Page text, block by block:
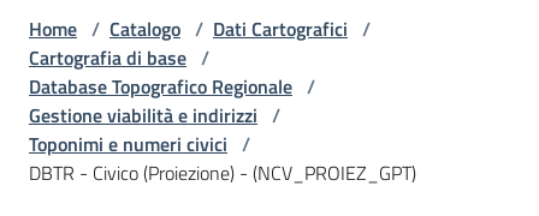
Catalogo
dati,
servizi
e
metadati
Home / Catalogo / Dati Cartografici /
Cartografia di base /
Database Topografico Regionale /
Gestione viabilità e indirizzi /
Toponimi e numeri civici /
DBTR - Civico (Proiezione) - (NCV_PROIEZ_GPT)